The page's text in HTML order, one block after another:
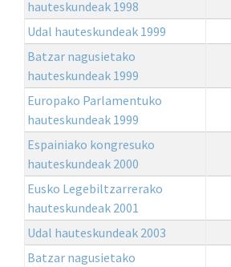
hauteskundeak 1998
Udal hauteskundeak 1999
Batzar nagusietako
hauteskundeak 1999
Europako Parlamentuko
hauteskundeak 1999
Espainiako kongresuko
hauteskundeak 2000
Eusko Legebiltzarrerako
hauteskundeak 2001
Udal hauteskundeak 2003
Batzar nagusietako